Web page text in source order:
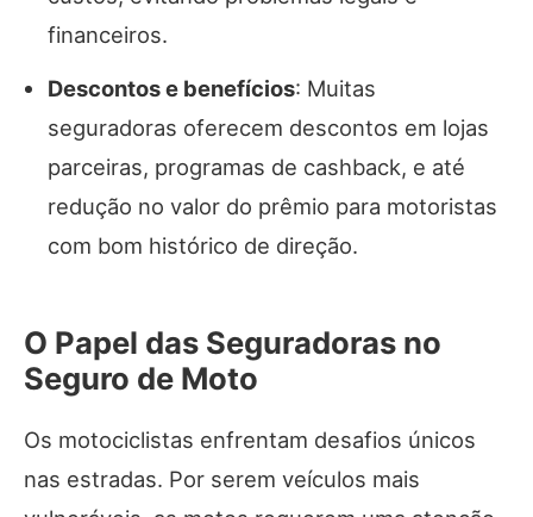
financeiros.
Descontos e benefícios: Muitas
seguradoras oferecem descontos em lojas
parceiras, programas de cashback, e até
redução no valor do prêmio para motoristas
com bom histórico de direção.
O Papel das Seguradoras no
Seguro de Moto
Os motociclistas enfrentam desafios únicos
nas estradas. Por serem veículos mais